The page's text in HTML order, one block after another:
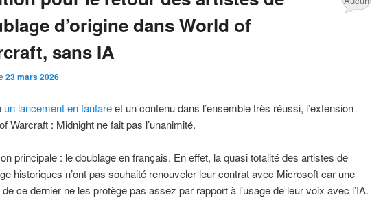
d’origine dans World of
sans IA
23 mars 2026
un lancement en fanfareet un contenu dans l’ensemble très réussi, l’extension
Warcraft : Midnight ne fait pas l’unanimité.
principale : le doublage en français. En effet, la quasi totalité des artistes de
historiques n’ont pas souhaité renouveler leur contrat avec Microsoft car une
ce dernier ne les protège pas assez par rapport à l’usage de leur voix avec l’IA.